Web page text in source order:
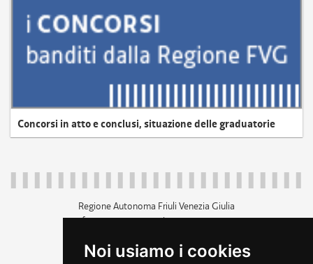
Noi usiamo i cookies
Concorsi in atto e conclusi, situazione delle graduatorie
Regione Autonoma Friuli Venezia Giulia
c.f. 80014930327; p.iva 00526040324
+39 040 3771111